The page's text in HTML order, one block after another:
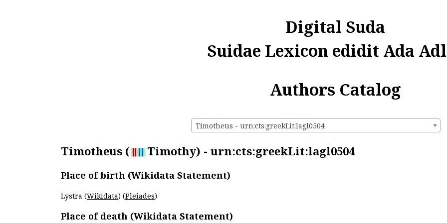
Digital Suda
Suidae Lexicon edidit Ada
Authors Catalog
Timotheus - urn:cts:greekLit:lagl0504
Timotheus ( Timothy) - urn:cts:greekLit:lagl0504
Place of birth (Wikidata Statement)
Lystra (Wikidata) (Pleiades)
Place of death (Wikidata Statement)